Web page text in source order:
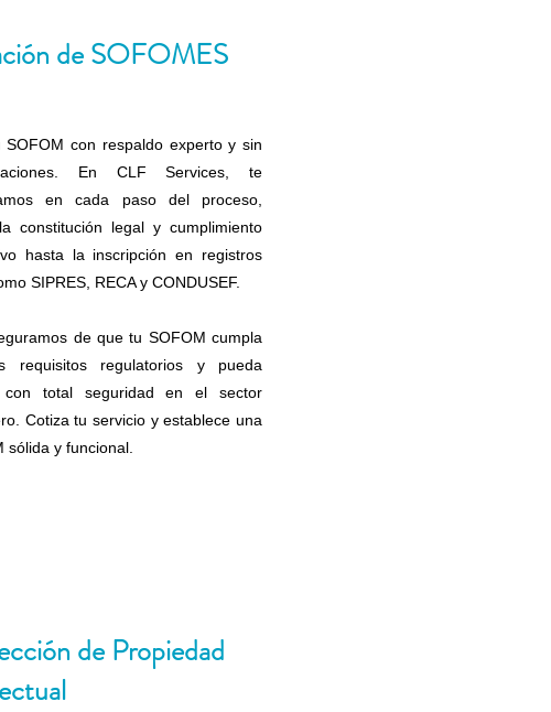
de SOFOMES
SOFOM con respaldo experto y sin
En CLF Services, te
en cada paso del proceso,
constitución legal y cumplimiento
hasta la inscripción en registros
SIPRES, RECA y CONDUSEF.
de que tu SOFOM cumpla
requisitos regulatorios y pueda
con total seguridad en el sector
Cotiza tu servicio y establece una
sólida y funcional.
de Propiedad